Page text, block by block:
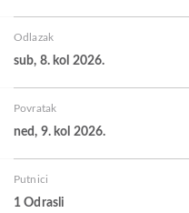
Odlazak
sub, 8. kol 2026.
Povratak
ned, 9. kol 2026.
Putnici
1 Odrasli